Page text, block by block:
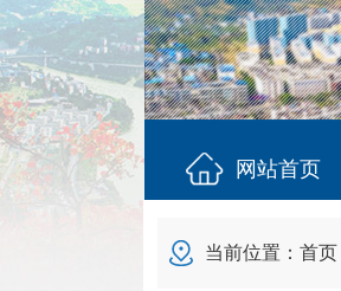
网站首页
当前位置： 首页